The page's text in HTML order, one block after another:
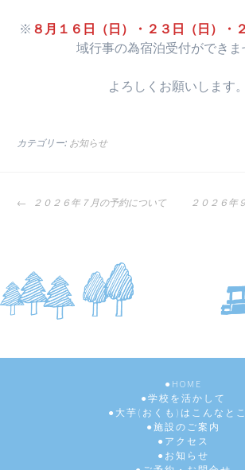
※ ８月１６日（日）・２３日（日）・
域行事の為宿泊受付ができま
よろしくお願いします。
カテゴリー: お知らせ
投
ゲ
ー
シ
ン
２０２６年７月の予約について ２０２６年
HOME
学校を活かして
大芋(おくも)はこんなと
施設のご案内
アクセス
お知らせ